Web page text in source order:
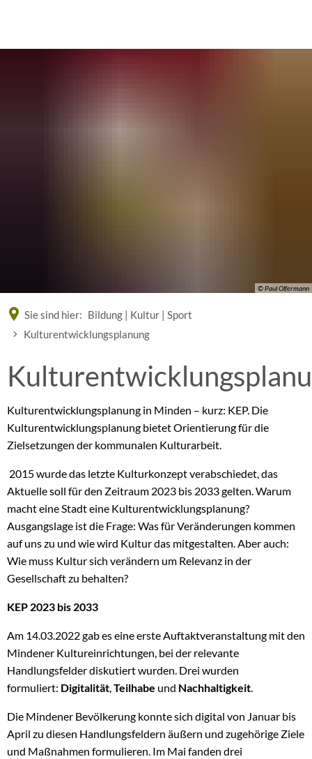
© Paul Olfermann
Sie sind hier: Bildung | Kultur | Sport
Kulturentwicklungsplanung
Kulturentwicklungsplanung in Minden – kurz: KEP. Die
Kulturentwicklungsplanung bietet Orientierung für die
Zielsetzungen der kommunalen Kulturarbeit.
2015 wurde das letzte Kulturkonzept verabschiedet, das
Aktuelle soll für den Zeitraum 2023 bis 2033 gelten. Warum
macht eine Stadt eine Kulturentwicklungsplanung?
Ausgangslage ist die Frage: Was für Veränderungen kommen
auf uns zu und wie wird Kultur das mitgestalten. Aber auch:
Wie muss Kultur sich verändern um Relevanz in der
Gesellschaft zu behalten?
KEP 2023 bis 2033
Am 14.03.2022 gab es eine erste Auftaktveranstaltung mit den
Mindener Kultureinrichtungen, bei der relevante
Handlungsfelder diskutiert wurden. Drei wurden
formuliert: Digitalität,Teilhabe und Nachhaltigkeit.
Die Mindener Bevölkerung konnte sich digital von Januar bis
April zu diesen Handlungsfeldern äußern und zugehörige Ziele
und Maßnahmen formulieren. Im Mai fanden drei